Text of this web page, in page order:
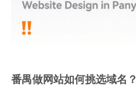
番禺做网站如何挑选域名？